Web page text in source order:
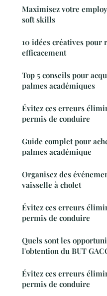
Maximisez votre
soft skills
10 idées créatives pour
efficacement
Top 5 conseils pour
palmes académiques
Évitez ces erreurs
permis de conduire
Guide complet pour
palmes académique
Organisez des
vaisselle à cholet
Évitez ces erreurs
permis de conduire
Quels sont les
l'obtention du BUT
Évitez ces erreurs
permis de conduire